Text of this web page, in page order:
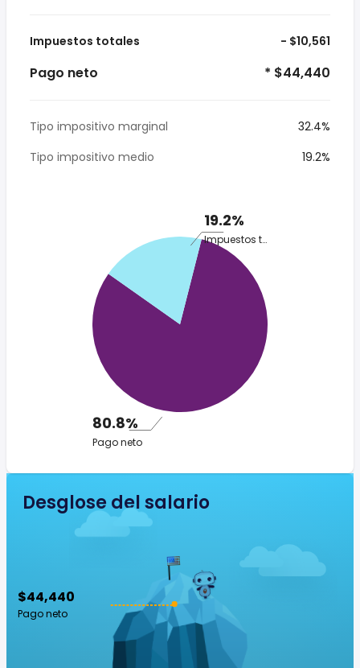
Impuestos totales - $10,561
Pago neto * $44,440
Tipo impositivo marginal
32.4%
Tipo impositivo medio
19.2%
19.2%
Impuestos totales
80.8%
Pago neto
Desglose del salario
$44,440
Pago neto